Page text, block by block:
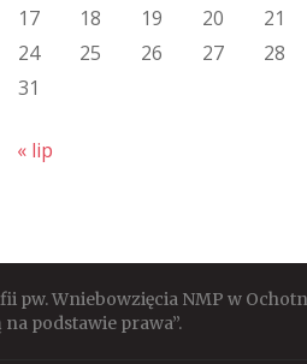
17
18 19 20 21
24
25 26 27 28
31
« lip
pw. Wniebowzięcia NMP w
podstawie prawa”.